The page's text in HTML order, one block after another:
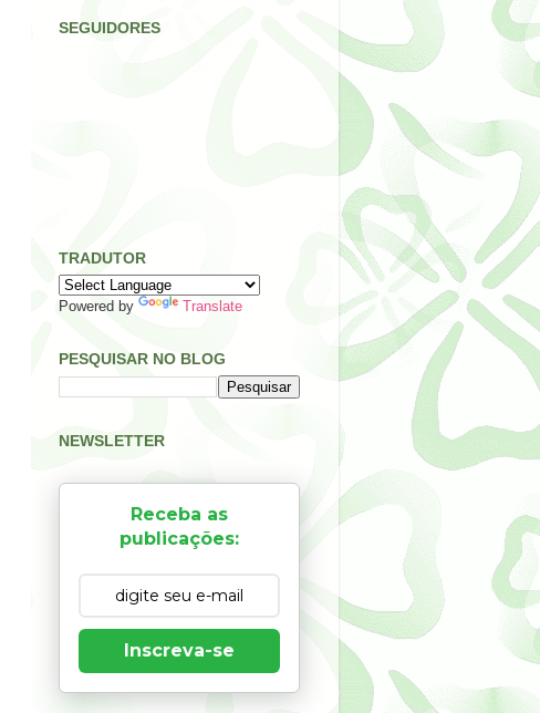
SEGUIDORES
TRADUTOR
Powered by Translate
PESQUISAR NO BLOG
NEWSLETTER
Receba as
publicações:
Inscreva-se